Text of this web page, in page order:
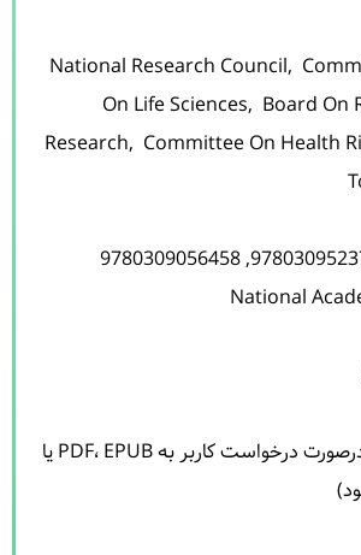
National Research Council,
On Life Sciences, Board On
Research, Committee On Health